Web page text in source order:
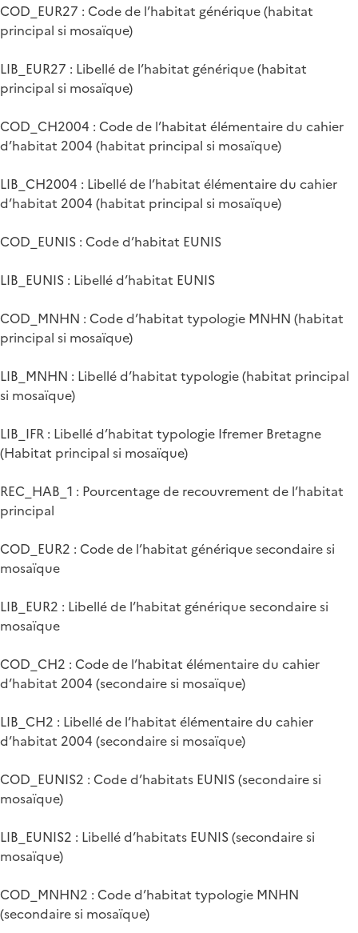
COD_EUR27 : Code de l’habitat générique (habitat
principal si mosaïque)
LIB_EUR27 : Libellé de l’habitat générique (habitat
principal si mosaïque)
COD_CH2004 : Code de l’habitat élémentaire du cahier
d’habitat 2004 (habitat principal si mosaïque)
LIB_CH2004 : Libellé de l’habitat élémentaire du cahier
d’habitat 2004 (habitat principal si mosaïque)
COD_EUNIS : Code d’habitat EUNIS
LIB_EUNIS : Libellé d’habitat EUNIS
COD_MNHN : Code d’habitat typologie MNHN (habitat
principal si mosaïque)
LIB_MNHN : Libellé d’habitat typologie (habitat principal
si mosaïque)
LIB_IFR : Libellé d’habitat typologie Ifremer Bretagne
(Habitat principal si mosaïque)
REC_HAB_1 : Pourcentage de recouvrement de l’habitat
principal
COD_EUR2 : Code de l’habitat générique secondaire si
mosaïque
LIB_EUR2 : Libellé de l’habitat générique secondaire si
mosaïque
COD_CH2 : Code de l’habitat élémentaire du cahier
d’habitat 2004 (secondaire si mosaïque)
LIB_CH2 : Libellé de l’habitat élémentaire du cahier
d’habitat 2004 (secondaire si mosaïque)
COD_EUNIS2 : Code d’habitats EUNIS (secondaire si
mosaïque)
LIB_EUNIS2 : Libellé d’habitats EUNIS (secondaire si
mosaïque)
COD_MNHN2 : Code d’habitat typologie MNHN
(secondaire si mosaïque)